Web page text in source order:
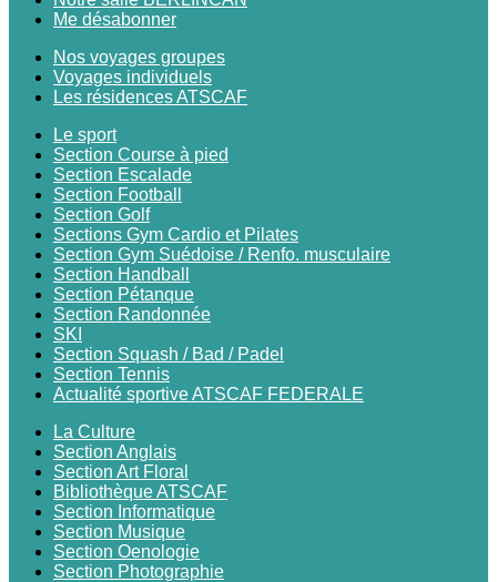
Me désabonner
Nos voyages groupes
Voyages individuels
Les résidences ATSCAF
Le sport
Section Course à pied
Section Escalade
Section Football
Section Golf
Sections Gym Cardio et Pilates
Section Gym Suédoise / Renfo. musculaire
Section Handball
Section Pétanque
Section Randonnée
SKI
Section Squash / Bad / Padel
Section Tennis
Actualité sportive ATSCAF FEDERALE
La Culture
Section Anglais
Section Art Floral
Bibliothèque ATSCAF
Section Informatique
Section Musique
Section Oenologie
Section Photographie